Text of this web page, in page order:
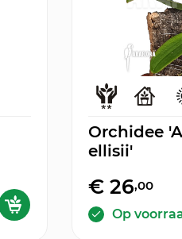
Orchidee
ellisii'
€ 26,00
Op